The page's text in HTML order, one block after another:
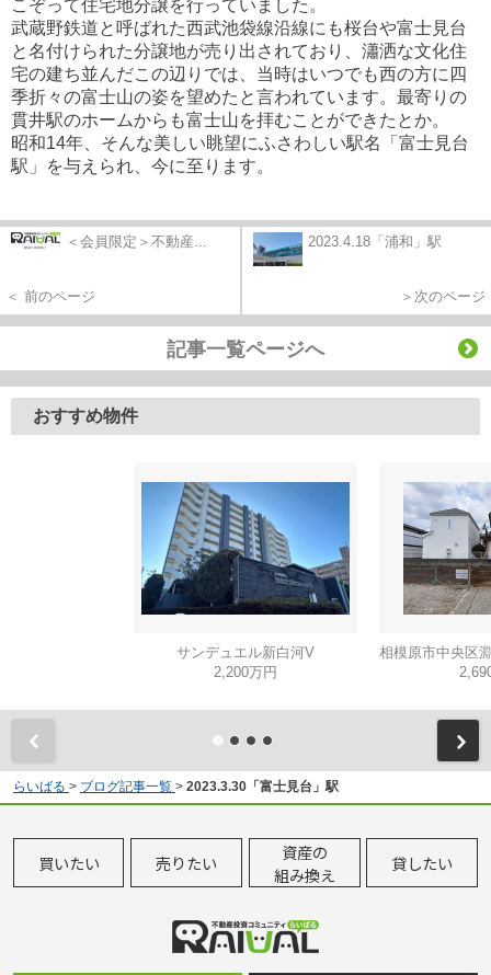
こぞって住宅地分譲を行っていました。
武蔵野鉄道と呼ばれた西武池袋線沿線にも桜台や富士見台
と名付けられた分譲地が売り出されており、瀟洒な文化住
宅の建ち並んだこの辺りでは、当時はいつでも西の方に四
季折々の富士山の姿を望めたと言われています。最寄りの
貫井駅のホームからも富士山を拝むことができたとか。
昭和14年、そんな美しい眺望にふさわしい駅名「富士見台
駅」を与えられ、今に至ります。
＜会員限定＞不動産...
＜ 前のページ
2023.4.18「浦和」駅
＞次のページ
記事一覧ページへ
おすすめ物件
サンデュエル新白河V
2,200万円
らいばる > ブログ記事一覧 > 2023.3.30「富士見台」駅
買いたい 売りたい
資産の
組み換え
貸したい